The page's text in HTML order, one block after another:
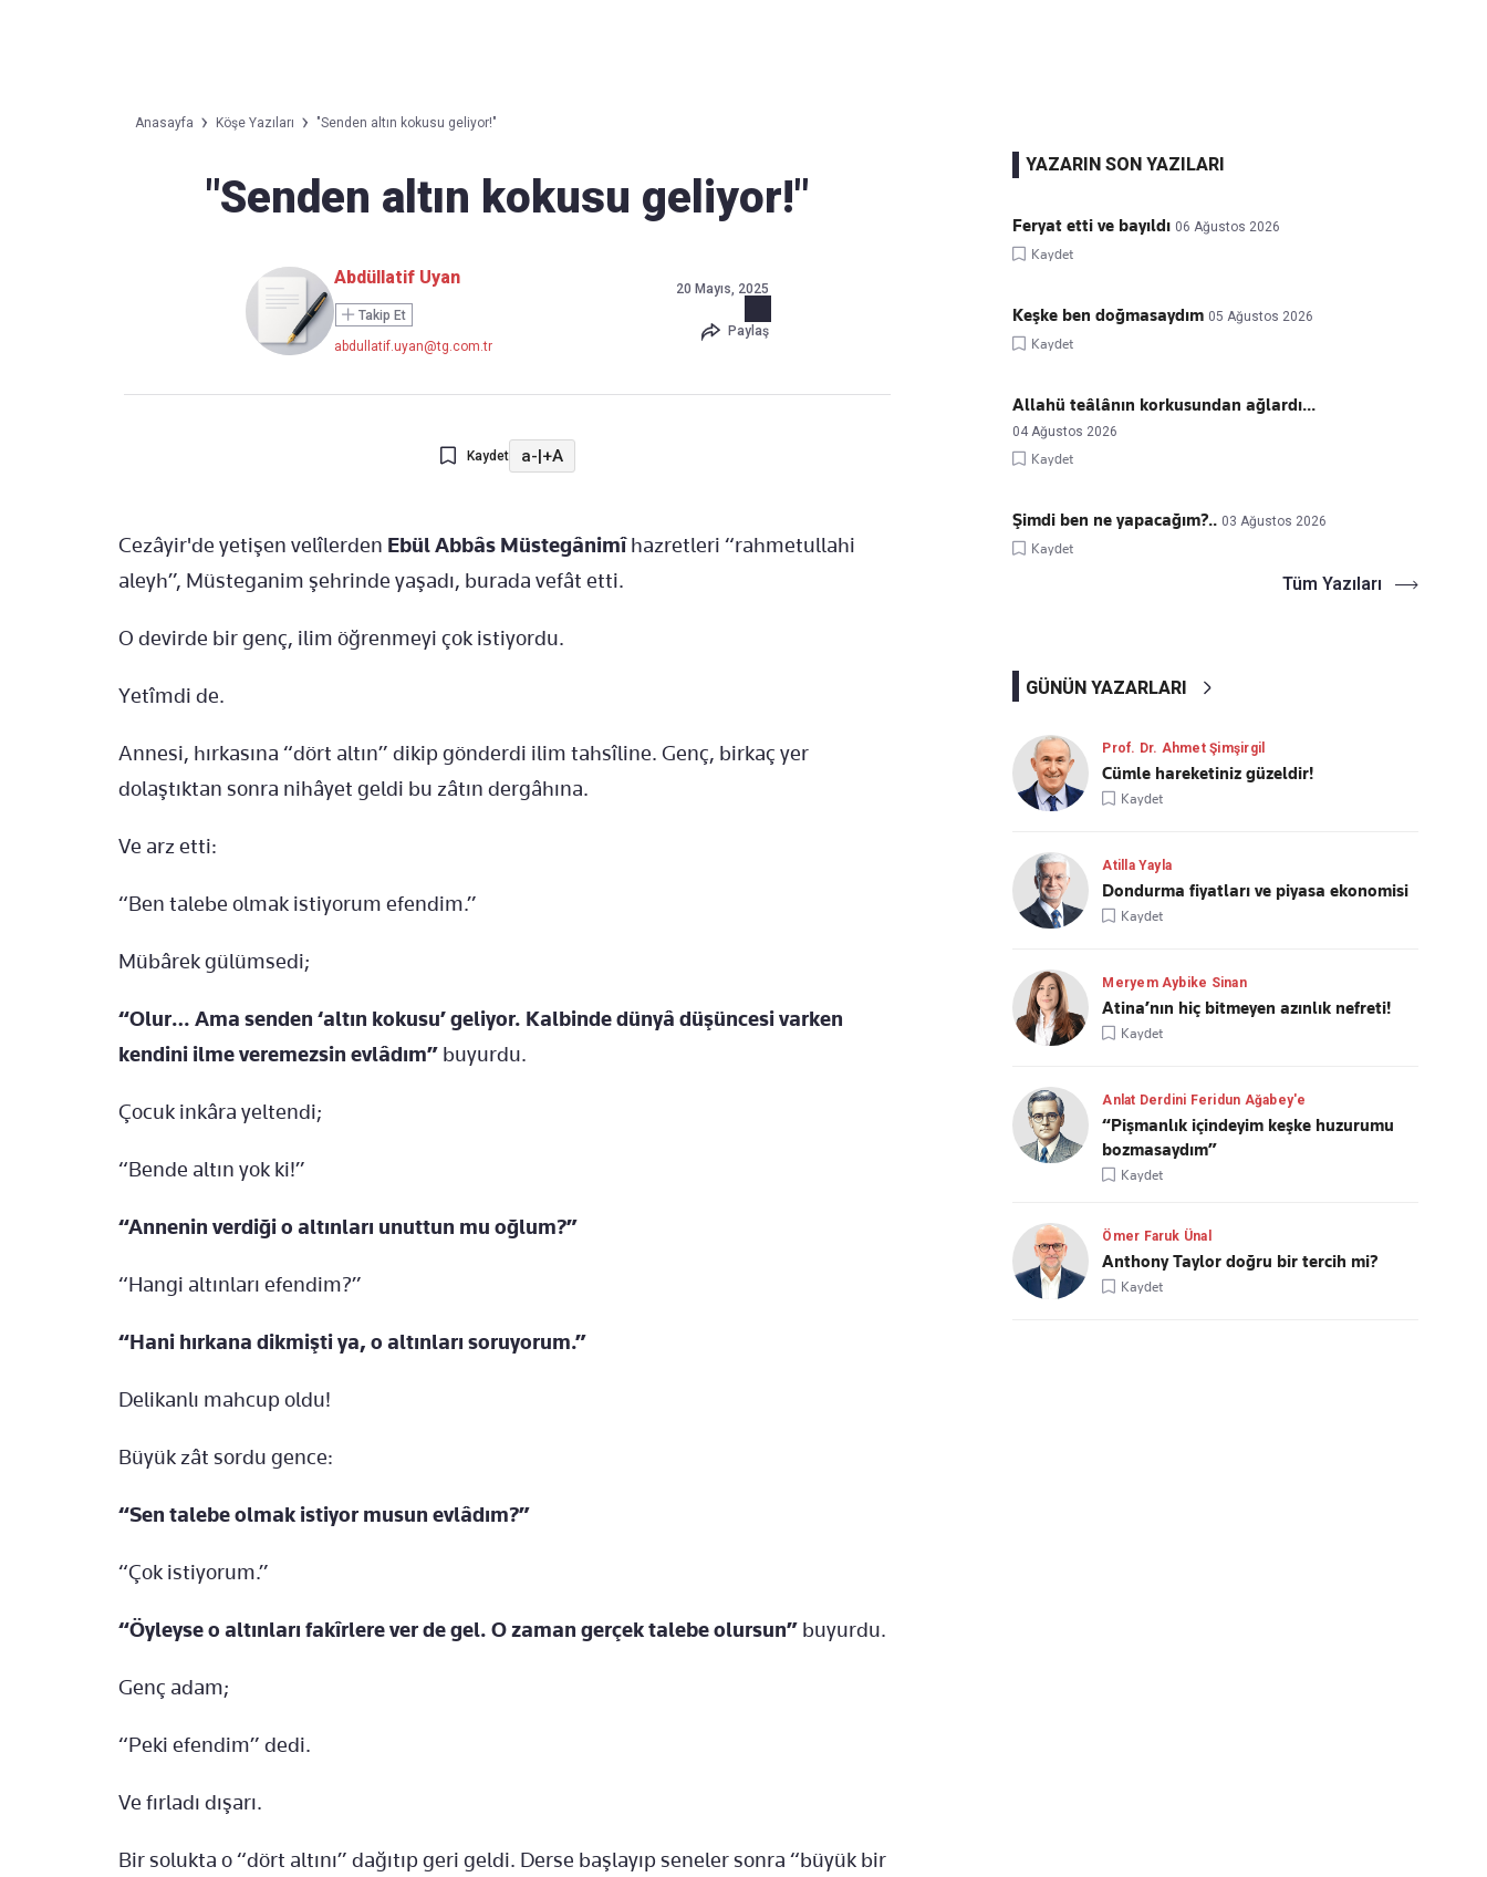
Favori mecralarınızda haber
Anasayfa Köşe Yazıları "Senden altın kokusu geliyor!"
"Senden altın kokusu geliyor!"
Abdüllatif Uyan
Takip Et
abdullatif.uyan@tg.com.tr
20 Mayıs, 2025
Paylaş
Kaydet a-|+A
Cezâyir'de yetişen velîlerden Ebül Abbâs Müstegânimîhazretleri “rahmetullahi
aleyh”, Müsteganim şehrinde yaşadı, burada vefât etti.
O devirde bir genç, ilim öğrenmeyi çok istiyordu.
Yetîmdi de.
Annesi, hırkasına “dört altın” dikip gönderdi ilim tahsîline. Genç, birkaç yer
dolaştıktan sonra nihâyet geldi bu zâtın dergâhına.
Ve arz etti:
“Ben talebe olmak istiyorum efendim.”
Mübârek gülümsedi;
“Olur… Ama senden ‘altın kokusu’ geliyor. Kalbinde dünyâ düşüncesi varken
kendini ilme veremezsin evlâdım” buyurdu.
Çocuk inkâra yeltendi;
“Bende altın yok ki!”
“Annenin verdiği o altınları unuttun mu oğlum?”
“Hangi altınları efendim?”
“Hani hırkana dikmişti ya, o altınları soruyorum.”
Delikanlı mahcup oldu!
Büyük zât sordu gence:
“Sen talebe olmak istiyor musun evlâdım?”
“Çok istiyorum.”
“Öyleyse o altınları fakîrlere ver de gel. O zaman gerçek talebe olursun” buyurdu.
Genç adam;
“Peki efendim” dedi.
Ve fırladı dışarı.
Bir solukta o “dört altını” dağıtıp geri geldi. Derse başlayıp seneler sonra “büyük bir
YAZARIN SON YAZILARI
Feryat etti ve bayıldı 06 Ağustos 2026
Kaydet
Keşke ben doğmasaydım 05 Ağustos 2026
Kaydet
Allahü teâlânın korkusundan ağlardı...
04 Ağustos 2026
Kaydet
Şimdi ben ne yapacağım?.. 03 Ağustos 2026
Kaydet
Tüm Yazıları
GÜNÜN YAZARLARI
Prof. Dr. Ahmet Şimşirgil
Cümle hareketiniz güzeldir!
Kaydet
Atilla Yayla
Dondurma fiyatları ve piyasa ekonomisi
Kaydet
Meryem Aybike Sinan
Atina’nın hiç bitmeyen azınlık nefreti!
Kaydet
Anlat Derdini Feridun Ağabey'e
“Pişmanlık içindeyim keşke huzurumu
bozmasaydım”
Kaydet
Ömer Faruk Ünal
Anthony Taylor doğru bir tercih mi?
Kaydet